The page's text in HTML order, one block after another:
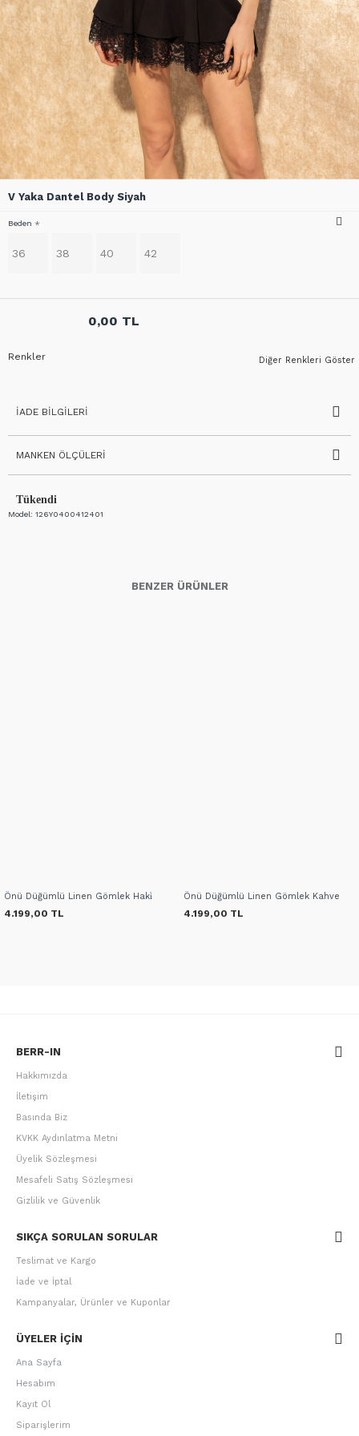
V Yaka Dantel Body Siyah
Tükendi
Model: 126Y0400412401
0,00 TL
Beden
36 38 40 42
Diğer Renkleri Göster
Renkler
İADE BILGILERI
MANKEN ÖLÇÜLERI
BENZER ÜRÜNLER
Önü Düğümlü Linen Gömlek Haki̇
4.199,00 TL
Önü Düğümlü Linen Gömlek Kahve
4.199,00 TL
BERR-IN
Hakkımızda
İletişim
Basında Biz
KVKK Aydınlatma Metni
Üyelik Sözleşmesi
Mesafeli Satış Sözleşmesi
Gizlilik ve Güvenlik
SIKÇA SORULAN SORULAR
Teslimat ve Kargo
İade ve İptal
Kampanyalar, Ürünler ve Kuponlar
ÜYELER IÇIN
Ana Sayfa
Hesabım
Kayıt Ol
Siparişlerim